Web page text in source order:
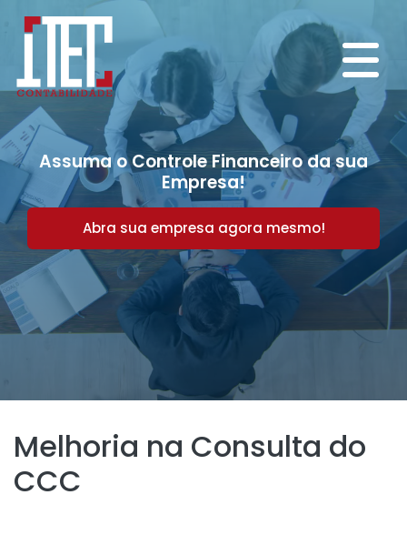
Assuma o Controle Financeiro da sua
Empresa!
Abra sua empresa agora mesmo!
Melhoria na Consulta do
CCC